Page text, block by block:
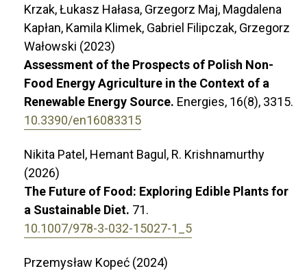
Krzak, Łukasz Hałasa, Grzegorz Maj, Magdalena
Kapłan, Kamila Klimek, Gabriel Filipczak, Grzegorz
Wałowski (2023)
Assessment of the Prospects of Polish Non-
Food Energy Agriculture in the Context of a
Renewable Energy Source. Energies, 16(8), 3315.
10.3390/en16083315
Nikita Patel, Hemant Bagul, R. Krishnamurthy
(2026)
The Future of Food: Exploring Edible Plants for
a Sustainable Diet. 71.
10.1007/978-3-032-15027-1_5
Przemysław Kopeć (2024)